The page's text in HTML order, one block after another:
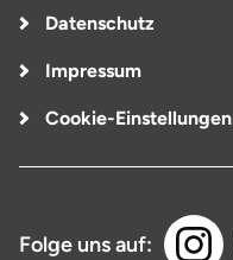
Datenschutz
Impressum
Cookie-Einstellungen
Folge uns auf: